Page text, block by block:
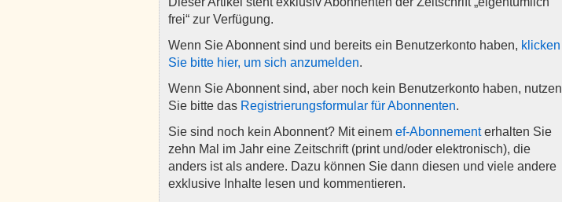
frei“ zur Verfügung.
Wenn Sie Abonnent sind und bereits ein Benutzerkonto haben, klicken
Sie bitte hier, um sich anzumelden.
Wenn Sie Abonnent sind, aber noch kein Benutzerkonto haben, nutzen
Sie bitte das Registrierungsformular für Abonnenten.
Sie sind noch kein Abonnent? Mit einem ef-Abonnementerhalten Sie
zehn Mal im Jahr eine Zeitschrift (print und/oder elektronisch), die
anders ist als andere. Dazu können Sie dann diesen und viele andere
exklusive Inhalte lesen und kommentieren.